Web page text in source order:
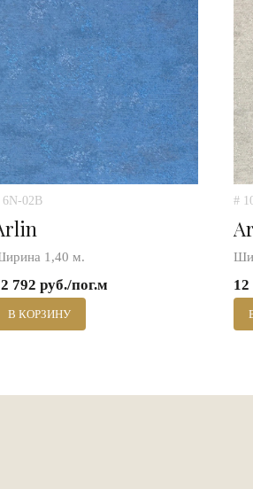
6N-02B
1,40 м.
792 руб./пог.м
В КОРЗИНУ
#
12